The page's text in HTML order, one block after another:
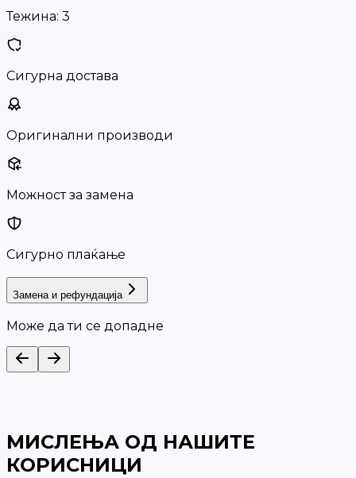
Тежина: 3
Сигурна достава
Оригинални производи
Можност за замена
Сигурно плаќање
Замена и рефундација
Може да ти се допадне
МИСЛЕЊА ОД НАШИТЕ
КОРИСНИЦИ